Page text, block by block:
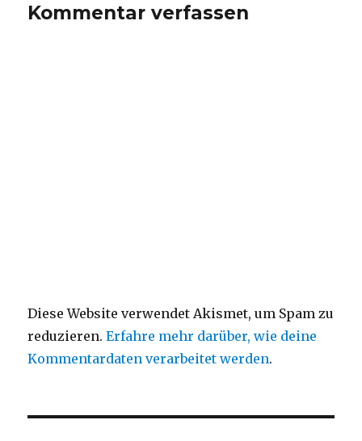
Kommentar verfassen
Diese Website verwendet Akismet, um Spam zu
reduzieren.Erfahre mehr darüber, wie deine
Kommentardaten verarbeitet werden.